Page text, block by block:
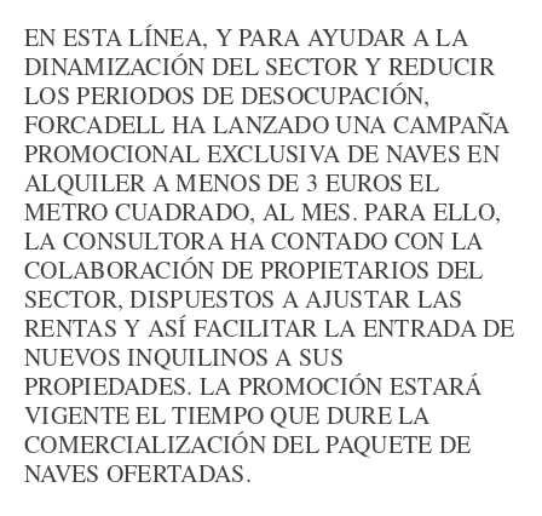
EN ESTA LÍNEA, Y PARA AYUDAR A LA
DINAMIZACIÓN DEL SECTOR Y REDUCIR
LOS PERIODOS DE DESOCUPACIÓN,
FORCADELL HA LANZADO UNA CAMPAÑA
PROMOCIONAL EXCLUSIVA DE NAVES EN
ALQUILER A MENOS DE 3 EUROS EL
METRO CUADRADO, AL MES. PARA ELLO,
LA CONSULTORA HA CONTADO CON LA
COLABORACIÓN DE PROPIETARIOS DEL
SECTOR, DISPUESTOS A AJUSTAR LAS
RENTAS Y ASÍ FACILITAR LA ENTRADA DE
NUEVOS INQUILINOS A SUS
PROPIEDADES. LA PROMOCIÓN ESTARÁ
VIGENTE EL TIEMPO QUE DURE LA
COMERCIALIZACIÓN DEL PAQUETE DE
NAVES OFERTADAS.